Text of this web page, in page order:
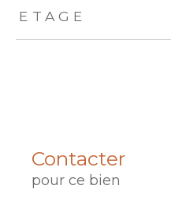
ETAGE
Contacter
pour ce bien